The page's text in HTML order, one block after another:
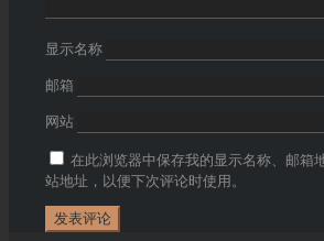
显示名称
邮箱
网站
在此浏览器中保存我的显示名称、邮箱
站地址，以便下次评论时使用。